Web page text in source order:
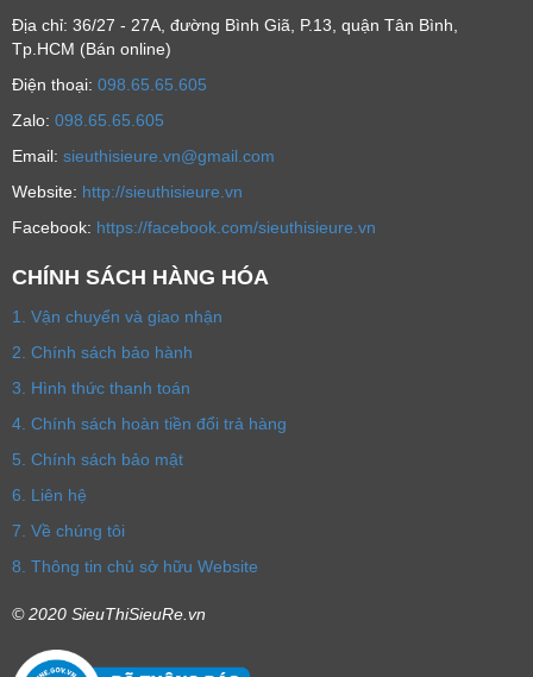
Địa chỉ: 36/27 - 27A, đường Bình Giã, P.13, quận Tân Bình,
Tp.HCM (Bán online)
Ðiện thoại: 098.65.65.605
Zalo: 098.65.65.605
Email: sieuthisieure.vn@gmail.com
Website: http://sieuthisieure.vn
Facebook: https://facebook.com/sieuthisieure.vn
CHÍNH SÁCH HÀNG HÓA
1. Vận chuyển và giao nhận
2. Chính sách bảo hành
3. Hình thức thanh toán
4. Chính sách hoàn tiền đổi trả hàng
5. Chính sách bảo mật
6. Liên hệ
7. Về chúng tôi
8. Thông tin chủ sở hữu Website
© 2020 SieuThiSieuRe.vn